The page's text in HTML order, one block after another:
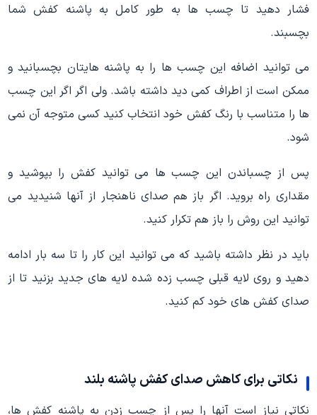
فشار دهید تا چسب ها به طور کامل به پاشنه کفش شما
بچسبند.
می توانید اضافه این چسب ها را به پاشنه هایتان بچسبانید و
ممکن است از اطراف کمی دید داشته باشد. ولی اگر اگر این چسب
ها را متناسب با رنگ کفش خود انتخاب کنید کسی متوجه آن نمی
شود.
پس از چسباندن این چسب ها می توانید کفش را بپوشید و
مقداری راه بروید. اگر باز هم صدای ناهنجار از آنها شنیدید می
توانید این روش را باز هم تکرار کنید.
باید در نظر داشته باشید که می توانید این کار را تا سه بار ادامه
دهید و روی لایه قبلی چسب زده شده لایه های جدید بزنید تا از
صدای کفش های خود کم کنید.
نکاتی برای کاهش صدای کفش پاشنه بلند
نکاتی نیاز است آنها را پس از چسب زدن به پاشنه کفش ها،